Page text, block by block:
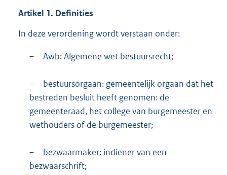
Artikel 1. Definities
In deze verordening wordt verstaan onder:
– Awb: Algemene wet bestuursrecht;
–
bestuursorgaan: gemeentelijk orgaan dat het
bestreden besluit heeft genomen: de
gemeenteraad, het college van burgemeester en
wethouders of de burgemeester;
–
bezwaarmaker: indiener van een
bezwaarschrift;